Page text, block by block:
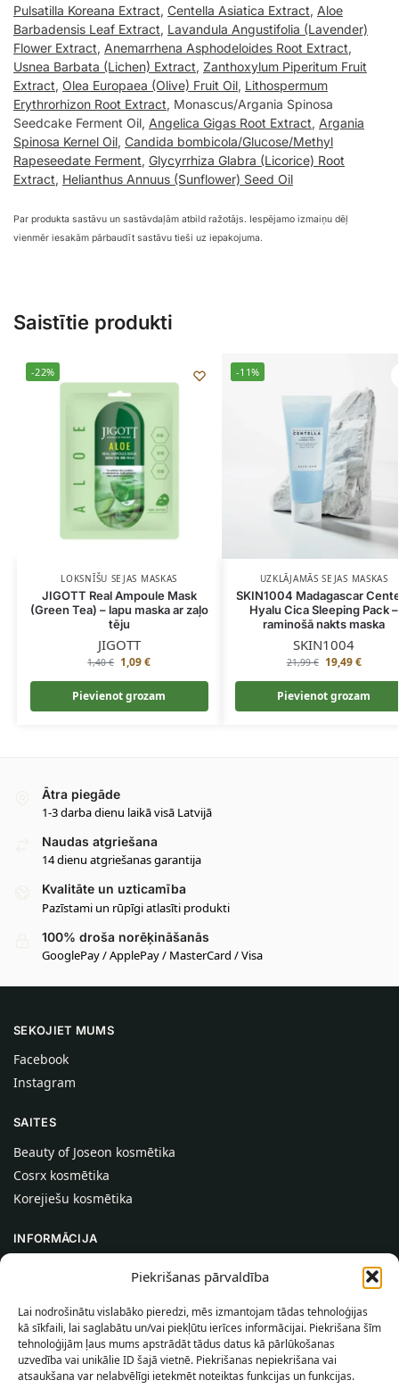
Piekrišanas pārvaldība
Lai nodrošinātu vislabāko pieredzi, mēs izmantojam tādas tehnoloģijas
kā sīkfaili, lai saglabātu un/vai piekļūtu ierīces informācijai. Piekrišana šīm
tehnoloģijām ļaus mums apstrādāt tādus datus kā pārlūkošanas
uzvedība vai unikālie ID šajā vietnē. Piekrišanas nepiekrišana vai
atsaukšana var nelabvēlīgi ietekmēt noteiktas funkcijas un funkcijas.
Pulsatilla Koreana Extract, Centella Asiatica Extract, Aloe
Barbadensis Leaf Extract, Lavandula Angustifolia (Lavender)
Flower Extract, Anemarrhena Asphodeloides Root Extract,
Usnea Barbata (Lichen) Extract, Zanthoxylum Piperitum Fruit
Extract, Olea Europaea (Olive) Fruit Oil, Lithospermum
Erythrorhizon Root Extract, Monascus/Argania Spinosa
Seedcake Ferment Oil, Angelica Gigas Root Extract, Argania
Spinosa Kernel Oil, Candida bombicola/Glucose/Methyl
Rapeseedate Ferment, Glycyrrhiza Glabra (Licorice) Root
Extract, Helianthus Annuus (Sunflower) Seed Oil
Par produkta sastāvu un sastāvdaļām atbild ražotājs. Iespējamo izmaiņu dēļ
vienmēr iesakām pārbaudīt sastāvu tieši uz iepakojuma.
Saistītie produkti
-22%
LOKSNĪŠU SEJAS MASKAS
JIGOTT Real Ampoule Mask
(Green Tea) – lapu maska ar zaļo
tēju
JIGOTT
1,40€ 1,09€
Pievienot grozam
-11%
UZKLĀJAMĀS SEJAS MASKAS
SKIN1004 Madagascar
Hyalu Cica Sleeping Pack –
raminošā nakts maska
SKIN1004
21,99€ 19,49€
Pievienot grozam
Ātra piegāde
1-3 darba dienu laikā visā Latvijā
Naudas atgriešana
14 dienu atgriešanas garantija
Kvalitāte un uzticamība
Pazīstami un rūpīgi atlasīti produkti
100% droša norēķināšanās
GooglePay / ApplePay / MasterCard / Visa
SEKOJIET MUMS
Facebook
Instagram
SAITES
Beauty of Joseon kosmētika
Cosrx kosmētika
Korejiešu kosmētika
INFORMĀCIJA
Palīdzība
INFORMĀCIJA PIRCĒJAM
Piegādes nosacījumi